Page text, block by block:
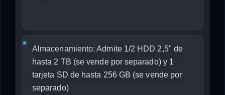
Almacenamiento: Admite 1/2 HDD 2,5" de
hasta 2 TB (se vende por separado) y 1
tarjeta SD de hasta 256 GB (se vende por
separado)